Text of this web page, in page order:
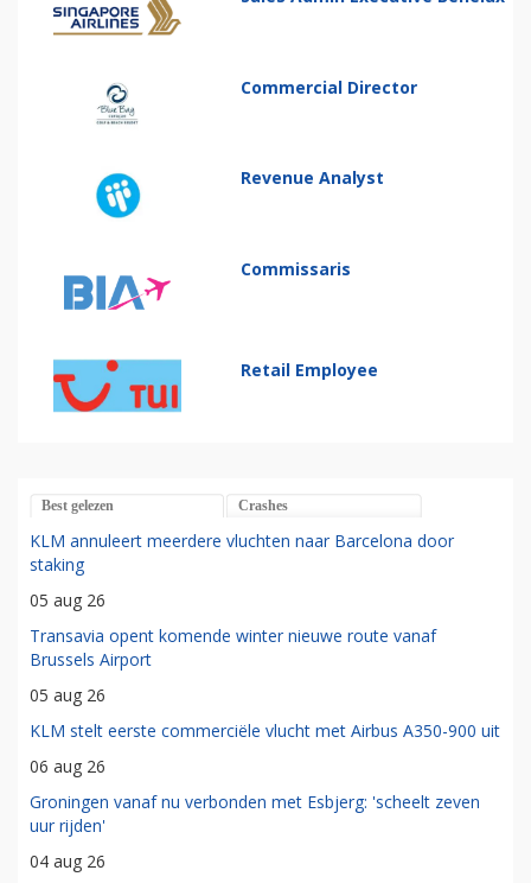
Commercial Director
Revenue Analyst
Commissaris
Retail Employee
Best gelezen Crashes
KLM annuleert meerdere vluchten naar Barcelona door
staking
05 aug 26
Transavia opent komende winter nieuwe route vanaf
Brussels Airport
05 aug 26
KLM stelt eerste commerciële vlucht met Airbus A350-900 uit
06 aug 26
Groningen vanaf nu verbonden met Esbjerg: 'scheelt zeven
uur rijden'
04 aug 26